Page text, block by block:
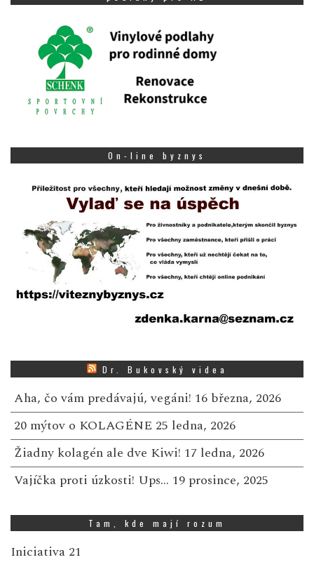
On-line byznys
Dr. Bukovský videa
Aha, čo vám predávajú, vegáni! 16 března, 2026
20 mýtov o KOLAGÉNE 25 ledna, 2026
Žiadny kolagén ale dve Kiwi! 17 ledna, 2026
Vajíčka proti úzkosti! Ups… 19 prosince, 2025
Tam, kde mají rozum
Iniciativa 21